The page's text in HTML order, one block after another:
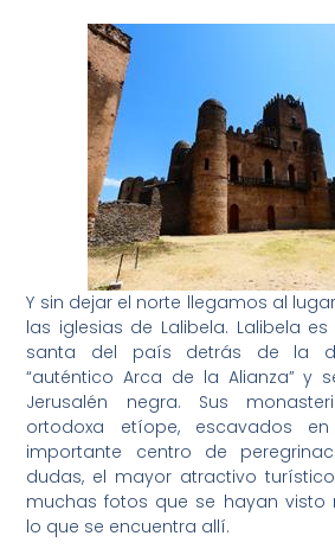
Y sin dejar el norte llegamos al
las iglesias de Lalibela. Lalibela
santa del país detrás de la
“auténtico Arca de la Alianza” y
Jerusalén negra. Sus
ortodoxa etíope, escavados
importante centro de
dudas, el mayor atractivo
muchas fotos que se hayan
lo que se encuentra allí.